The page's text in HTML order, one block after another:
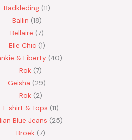
Badkleding 11
Ballin 18
Bellaire 7
Elle Chic 1
& Liberty 40
Rok 7
Geisha
29
Rok 2
T-shirt & Tops 11
Blue Jeans 25
Broek 7